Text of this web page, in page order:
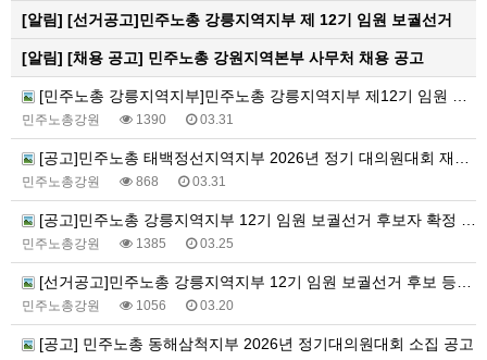
[알림] [선거공고]민주노총 강릉지역지부 제 12기 임원 보궐선거
[알림] [채용 공고] 민주노총 강원지역본부 사무처 채용 공고
[민주노총 강릉지역지부]민주노총 강릉지역지부 제12기 임원 보궐선거결과 공고
민주노총강원 1390 03.31
[공고]민주노총 태백정선지역지부 2026년 정기 대의원대회 재소집 건
민주노총강원 868 03.31
[공고]민주노총 강릉지역지부 12기 임원 보궐선거 후보자 확정 공고
민주노총강원 1385 03.25
[선거공고]민주노총 강릉지역지부 12기 임원 보궐선거 후보 등록 기간 연장 공고
민주노총강원 1056 03.20
[공고] 민주노총 동해삼척지부 2026년 정기대의원대회 소집 공고